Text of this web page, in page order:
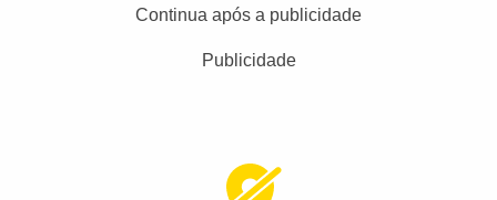
Continua após a publicidade
Publicidade